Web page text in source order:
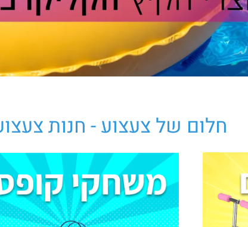
חלום של צעצוע - חנות צעצועים